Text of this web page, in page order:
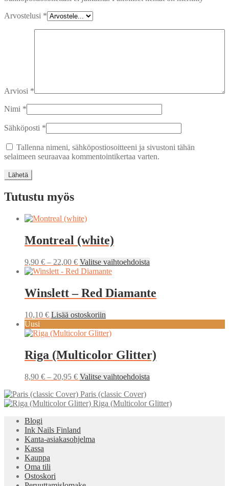
Arvostelusi *
Arviosi *
Nimi *
Sähköposti *
Tallenna nimeni, sähköpostiosoitteeni ja sivustoni tähän
selaimeen seuraavaa kommentointikertaa varten.
Tutustu myös
Montreal (white)
9,90 € – 22,00 €Hintaluokka:
9,90 €
22,00 €
Valitse vaihtoehdoista
useampi
muunnelma.
Winslett – Red Diamante
10,10 € Lisää ostoskoriin
Uusi
Riga (Multicolor Glitter)
8,90 € – 20,95 €Hintaluokka:
-
20,95 €
Valitse vaihtoehdoista
useampi
Paris (classic Cover)
Riga (Multicolor Glitter)
Blogi
Ink Nails Finland
Kanta-asiakasohjelma
Kassa
Kauppa
Oma tili
Ostoskori